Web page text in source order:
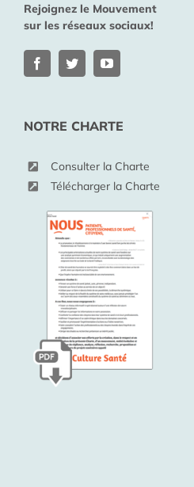
Rejoignez le Mouvement
sur les réseaux sociaux!
NOTRE CHARTE
Consulter la Charte
Télécharger la Charte